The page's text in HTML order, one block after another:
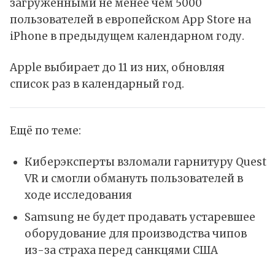
загруженными не менее чем 5000
пользователей в европейском App Store на
iPhone в предыдущем календарном году.
Apple выбирает до 11 из них, обновляя
список раз в календарный год.
Ещё по теме:
Киберэксперты взломали гарнитуру Quest
VR и смогли обмануть пользователей в
ходе исследования
Samsung не будет продавать устаревшее
оборудование для производства чипов
из-за страха перед санкцями США